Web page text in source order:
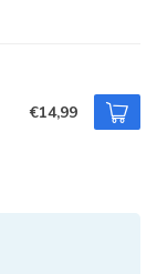
€14,99